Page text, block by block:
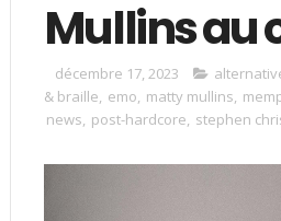
Mullins au
décembre 17, 2023
& braille, emo, matty mullins,
news, post-hardcore, stephen